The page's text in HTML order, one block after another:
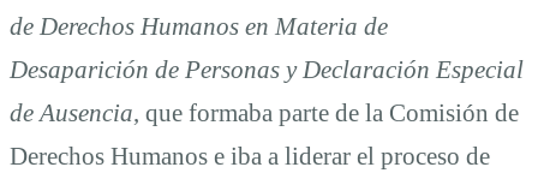
de Derechos Humanos en Materia de
Desaparición de Personas y Declaración Especial
de Ausencia, que formaba parte de la Comisión de
Derechos Humanos e iba a liderar el proceso de